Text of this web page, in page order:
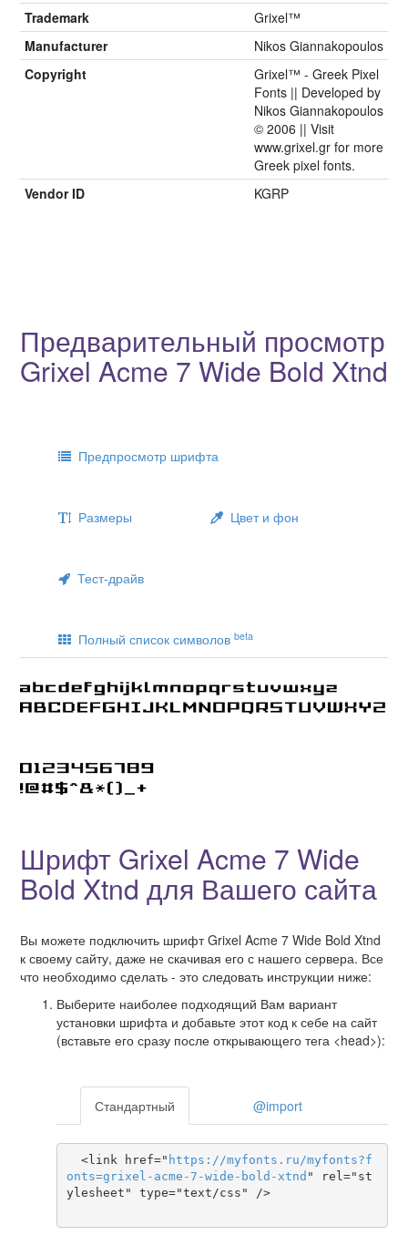
Trademark
Grixel™
Manufacturer
Nikos Giannakopoulos
Copyright
Grixel™ - Greek Pixel
Fonts || Developed by
Nikos Giannakopoulos
© 2006 || Visit
www.grixel.gr for more
Greek pixel fonts.
Vendor ID
KGRP
Предварительный просмотр
Grixel Acme 7 Wide Bold Xtnd
Предпросмотр шрифта
Размеры Цвет и фон
Тест-драйв
Полный список символов beta
Шрифт Grixel Acme 7 Wide
Bold Xtnd для Вашего сайта
Вы можете подключить шрифт Grixel Acme 7 Wide Bold Xtnd
к своему сайту, даже не скачивая его с нашего сервера. Все
что необходимо сделать - это следовать инструкции ниже:
Выберите наиболее подходящий Вам вариант
установки шрифта и добавьте этот код к себе на сайт
(вставьте его сразу после открывающего тега <head>):
Стандартный @import
  <link href="
https ://myfonts . ru/myfonts?f
onts=grixel-acme-7-wide-bold-xtnd " rel="st
ylesheet" type="text/css" />